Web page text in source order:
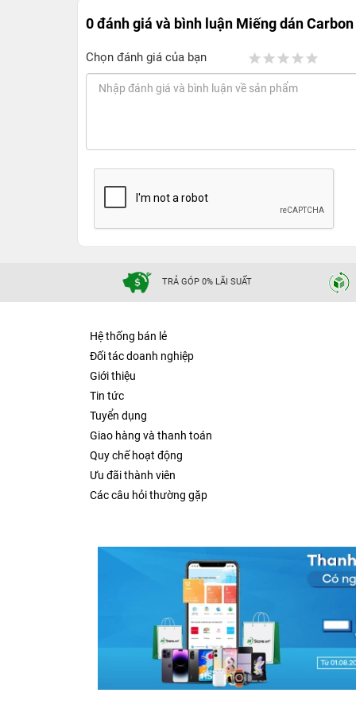
0 đánh giá và bình luận Miếng dán
Chọn đánh giá của bạn
TRẢ GÓP 0% LÃI SUẤT
Hệ thống bán lẻ
Đối tác doanh nghiệp
Giới thiệu
Tin tức
Tuyển dụng
Giao hàng và thanh toán
Quy chế hoạt động
Ưu đãi thành viên
Các câu hỏi thường gặp